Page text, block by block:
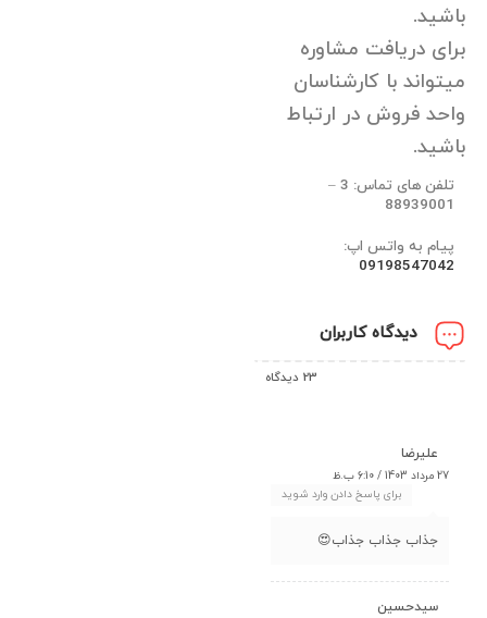
باشید.
برای دریافت مشاوره
میتواند با کارشناسان
واحد فروش در ارتباط
باشید.
تلفن های تماس: 3 –
88939001
پیام به واتس اپ:
09198547042
دیدگاه کاربران
23 دیدگاه
علیرضا
27 مرداد 1403 / 6:10 ب.ظ
برای پاسخ دادن وارد شوید
جذاب جذاب جذاب😍
سیدحسین